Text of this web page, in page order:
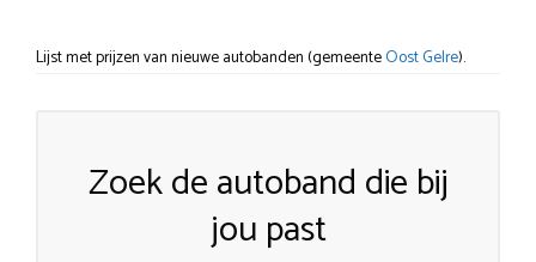
Lijst met prijzen van nieuwe autobanden (gemeenteOost Gelre).
Zoek de autoband die bij
jou past